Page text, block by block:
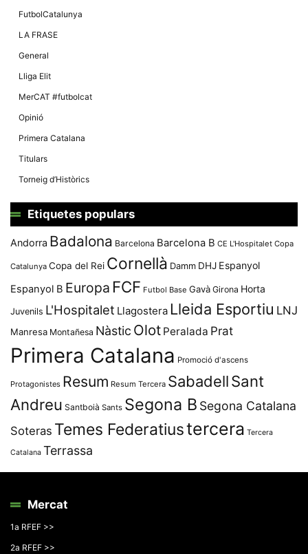
FutbolCatalunya
LA FRASE
General
Lliga Elit
MerCAT #futbolcat
Opinió
Primera Catalana
Titulars
Torneig d’Històrics
Etiquetes populars
Andorra Badalona Barcelona Barcelona B CE L'Hospitalet Copa
Catalunya Copa del Rei Cornellà Damm DHJ Espanyol
Espanyol B Europa FCF Futbol Base Gavà Girona Horta
Juvenils L'Hospitalet Llagostera Lleida Esportiu LNJ
Manresa Montañesa Nàstic Olot Peralada Prat
Primera Catalana Promoció d'ascens
Protagonistes Resum Resum Tercera SabadellSant
Andreu Santboià Sants Segona B Segona Catalana
Soteras Temes Federatiustercera Tercera
Catalana Terrassa
Mercat
1a RFEF >>
2a RFEF >>